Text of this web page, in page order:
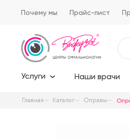
Почему мы Прайс-лист
Услуги Наши врачи
Главная Каталог Оправы